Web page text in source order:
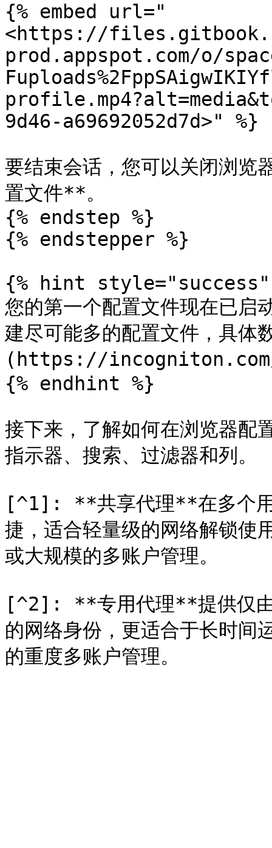
{% embed url="
<https://
prod.appspot.com/o/
9d46-a69692052d7d>" %}
要结束会话，您可以关闭浏览
置文件**。
{% endstep %}
{% endstepper %}
{% hint style="success"
您的第一个配置文件现在已启
建尽可能多的配置文件，具
(https://
{% endhint %}
接下来，了解如何在浏览器配
指示器、搜索、过滤器和列。
[^1]: **共享代理**在多个
捷，适合轻量级的网络解锁使
或大规模的多账户管理。
[^2]: **专用代理**提供仅
的网络身份，更适合于长时间